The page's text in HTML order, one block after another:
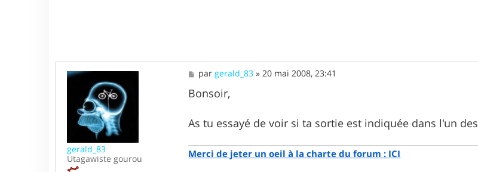
gerald_83
Utagawiste gourou
M
e
s
s
g
e
par gerald_83 » 20 mai 2008, 23:41
Bonsoir,
As tu essayé de voir si ta sortie est indiquée dans l'un
Merci de jeter un oeil à la charte du forum : ICI